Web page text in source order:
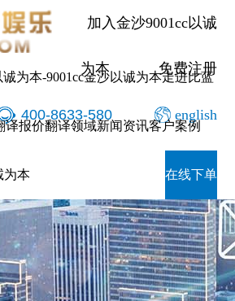
加入金沙9001cc以诚
为本 免费注册
400-8633-580 english
诚为本-9001cc金沙以诚为本走进比蓝
译报价翻译领域新闻资讯客户案例
为本 在线下单